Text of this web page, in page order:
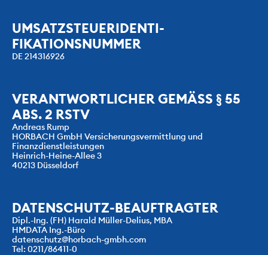
UMSATZSTEUERIDENTI-
FIKATIONSNUMMER
DE 214316926
VERANTWORTLICHER GEMÄSS § 55
ABS. 2 RSTV
Andreas Rump
HORBACH GmbH Versicherungsvermittlung und
Finanzdienstleistungen
Heinrich-Heine-Allee 3
40213 Düsseldorf
DATENSCHUTZ-BEAUFTRAGTER
Dipl.-Ing. (FH) Harald Müller-Delius, MBA
HMDATA Ing.-Büro
datenschutz@horbach-gmbh.com
Tel: 0211/86411-0